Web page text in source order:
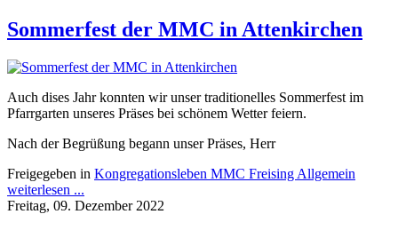
Sommerfest der MMC in Attenkirchen
Auch dises Jahr konnten wir unser traditionelles Sommerfest im
Pfarrgarten unseres Präses bei schönem Wetter feiern.
Nach der Begrüßung begann unser Präses, Herr
Freigegeben in Kongregationsleben MMC Freising Allgemein
weiterlesen ...
Freitag, 09. Dezember 2022